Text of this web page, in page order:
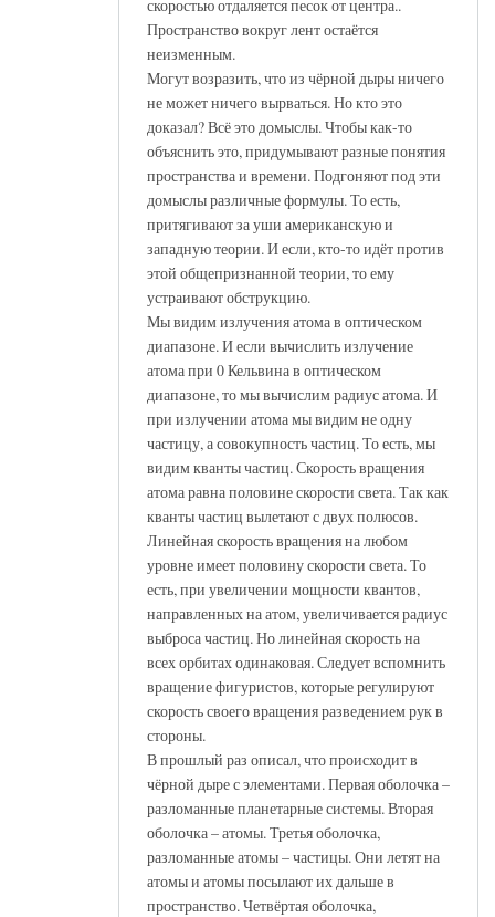
скоростью отдаляется песок от центра..
Пространство вокруг лент остаётся
неизменным.
Могут возразить, что из чёрной дыры ничего
не может ничего вырваться. Но кто это
доказал? Всё это домыслы. Чтобы как-то
объяснить это, придумывают разные понятия
пространства и времени. Подгоняют под эти
домыслы различные формулы. То есть,
притягивают за уши американскую и
западную теории. И если, кто-то идёт против
этой общепризнанной теории, то ему
устраивают обструкцию.
Мы видим излучения атома в оптическом
диапазоне. И если вычислить излучение
атома при 0 Кельвина в оптическом
диапазоне, то мы вычислим радиус атома. И
при излучении атома мы видим не одну
частицу, а совокупность частиц. То есть, мы
видим кванты частиц. Скорость вращения
атома равна половине скорости света. Так как
кванты частиц вылетают с двух полюсов.
Линейная скорость вращения на любом
уровне имеет половину скорости света. То
есть, при увеличении мощности квантов,
направленных на атом, увеличивается радиус
выброса частиц. Но линейная скорость на
всех орбитах одинаковая. Следует вспомнить
вращение фигуристов, которые регулируют
скорость своего вращения разведением рук в
стороны.
В прошлый раз описал, что происходит в
чёрной дыре с элементами. Первая оболочка –
разломанные планетарные системы. Вторая
оболочка – атомы. Третья оболочка,
разломанные атомы – частицы. Они летят на
атомы и атомы посылают их дальше в
пространство. Четвёртая оболочка,